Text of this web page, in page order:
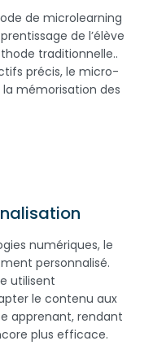
de microlearning
de l’élève
traditionnelle..
précis, le micro-
mémorisation des
numériques, le
personnalisé.
utilisent
le contenu aux
apprenant, rendant
plus efficace.